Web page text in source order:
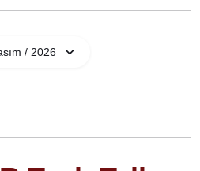
/ 2026